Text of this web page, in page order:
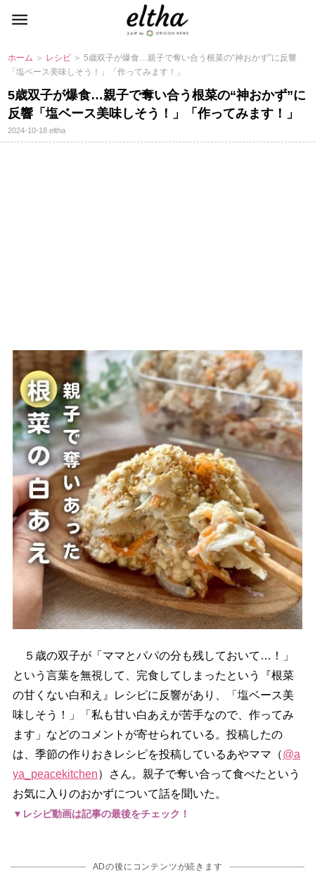
ホーム ＞ レシピ ＞ 5歳双子が爆食…親子で奪い合う根菜の“神おかず”に反響
「塩ベース美味しそう！」「作ってみます！」
5歳双子が爆食…親子で奪い合う根菜の“神おかず”に
反響「塩ベース美味しそう！」「作ってみます！」
2024-10-18eltha
５歳の双子が「ママとパパの分も残しておいて…！」
という言葉を無視して、完食してしまったという『根菜
の甘くない白和え』レシピに反響があり、「塩ベース美
味しそう！」「私も甘い白あえが苦手なので、作ってみ
ます」などのコメントが寄せられている。投稿したの
は、季節の作りおきレシピを投稿しているあやママ（@a
ya_peacekitchen）さん。親子で奪い合って食べたという
お気に入りのおかずについて話を聞いた。
▼レシピ動画は記事の最後をチェック！
ADの後にコンテンツが続きます